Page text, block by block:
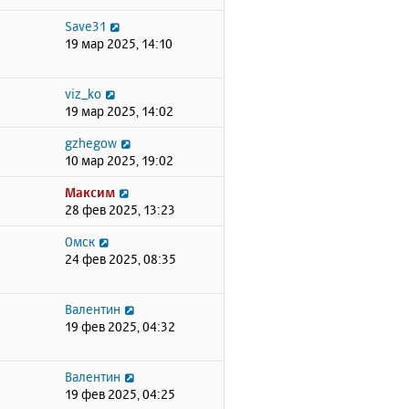
Save31
19 мар 2025, 14:10
viz_ko
19 мар 2025, 14:02
gzhegow
10 мар 2025, 19:02
Максим
28 фев 2025, 13:23
Омск
24 фев 2025, 08:35
Валентин
19 фев 2025, 04:32
Валентин
19 фев 2025, 04:25